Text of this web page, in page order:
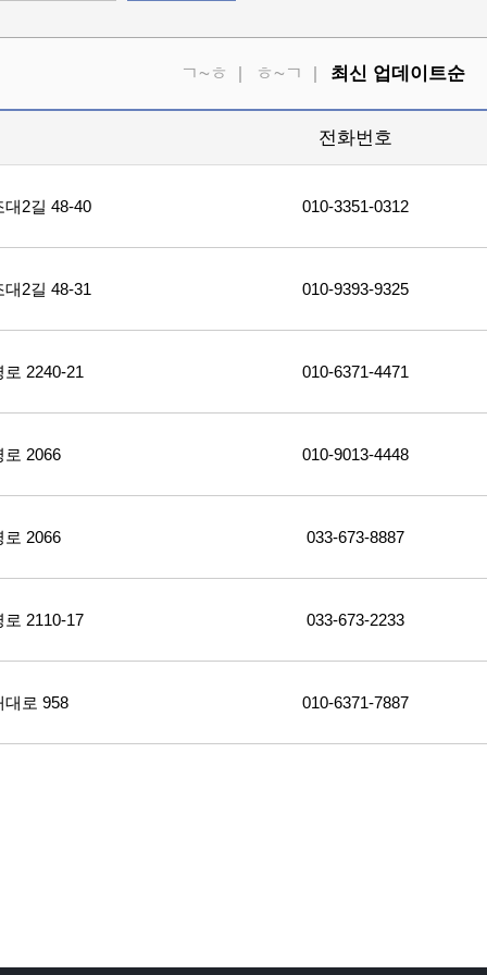
ㄱ~ㅎ ㅎ~ㄱ 최신 업데이트순
2길 48-40
전화번호
010-3351-0312
2길 48-31 010-9393-9325
2240-21 010-6371-4471
2066 010-9013-4448
2066 033-673-8887
2110-17 033-673-2233
로 958 010-6371-7887